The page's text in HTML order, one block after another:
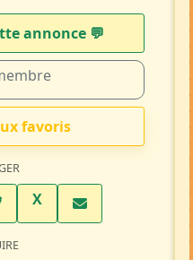
annonce 💬​
favoris
Facebook
XTwitter X